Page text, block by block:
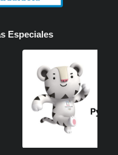
Especiales